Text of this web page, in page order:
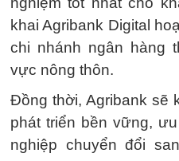
khai Agribank Digital
chi nhánh ngân hàng
vực nông thôn.
Đồng thời, Agribank sẽ
phát triển bền vững,
nghiệp chuyển đổi